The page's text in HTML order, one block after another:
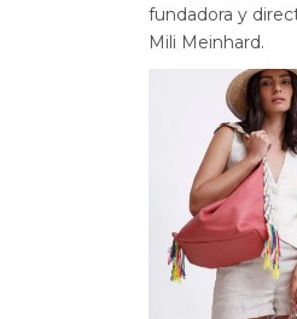
fundadora y
Mili Meinhard.